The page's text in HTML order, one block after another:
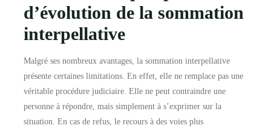
d’évolution de la sommation
interpellative
Malgré ses nombreux avantages, la sommation interpellative
présente certaines limitations. En effet, elle ne remplace pas une
véritable procédure judiciaire. Elle ne peut contraindre une
personne à répondre, mais simplement à s’exprimer sur la
situation. En cas de refus, le recours à des voies plus